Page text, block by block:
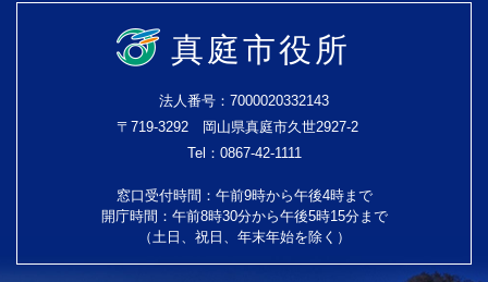
真庭市役所
法人番号：7000020332143
〒719-3292 岡山県真庭市久世2927-2
Tel：0867-42-1111
窓口受付時間：午前9時から午後4時まで
開庁時間：午前8時30分から午後5時15分まで
（土日、祝日、年末年始を除く）